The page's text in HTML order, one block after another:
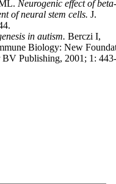
Neurogenic effect of beta-
of neural stem cells. J.
in autism. Berczi I,
Biology: New
Publishing, 2001; 1: 443-